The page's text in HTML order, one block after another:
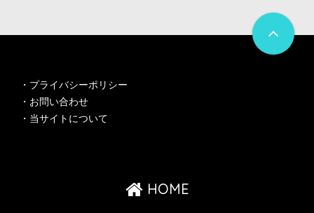
・ プライバシーポリシー
・ お問い合わせ
・ 当サイトについて
HOME